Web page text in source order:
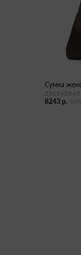
сумка
8243 р.